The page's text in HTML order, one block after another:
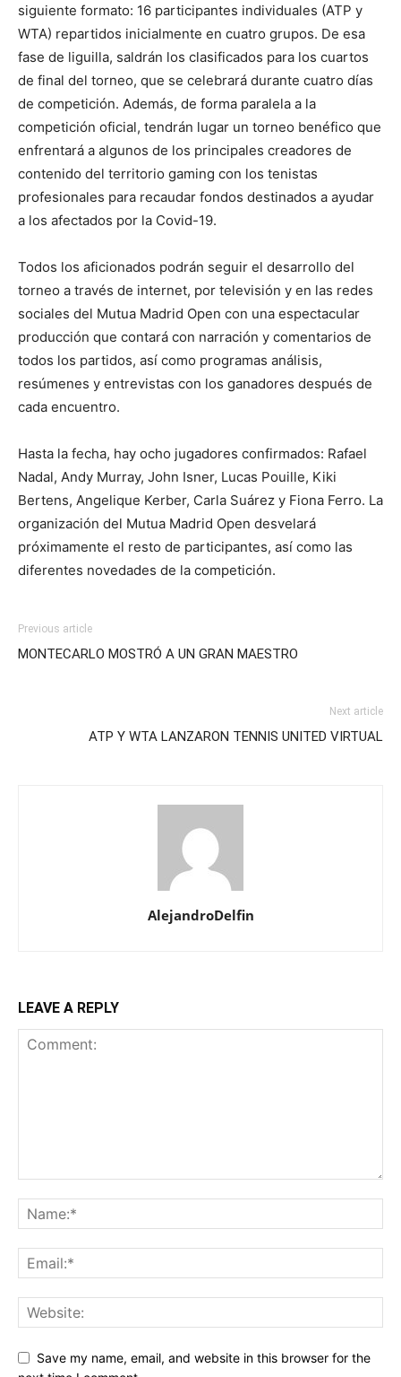
siguiente formato: 16 participantes individuales (ATP y
WTA) repartidos inicialmente en cuatro grupos. De esa
fase de liguilla, saldrán los clasificados para los cuartos
de final del torneo, que se celebrará durante cuatro días
de competición. Además, de forma paralela a la
competición oficial, tendrán lugar un torneo benéfico que
enfrentará a algunos de los principales creadores de
contenido del territorio gaming con los tenistas
profesionales para recaudar fondos destinados a ayudar
a los afectados por la Covid-19.
Todos los aficionados podrán seguir el desarrollo del
torneo a través de internet, por televisión y en las redes
sociales del Mutua Madrid Open con una espectacular
producción que contará con narración y comentarios de
todos los partidos, así como programas análisis,
resúmenes y entrevistas con los ganadores después de
cada encuentro.
Hasta la fecha, hay ocho jugadores confirmados: Rafael
Nadal, Andy Murray, John Isner, Lucas Pouille, Kiki
Bertens, Angelique Kerber, Carla Suárez y Fiona Ferro. La
organización del Mutua Madrid Open desvelará
próximamente el resto de participantes, así como las
diferentes novedades de la competición.
Previous article
MONTECARLO MOSTRÓ A UN GRAN MAESTRO
Next article
ATP Y WTA LANZARON TENNIS UNITED VIRTUAL
AlejandroDelfin
LEAVE A REPLY
Save my name, email, and website in this browser for the